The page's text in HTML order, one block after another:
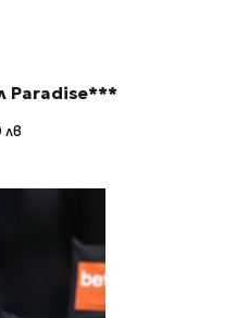
Paradise***
лв